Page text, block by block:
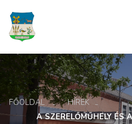
FŐOLDAL
HÍREK
A SZERELŐMŰHELY ÉS